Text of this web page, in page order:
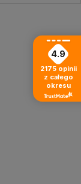
4.9
2175 opinii
z całego
okresu